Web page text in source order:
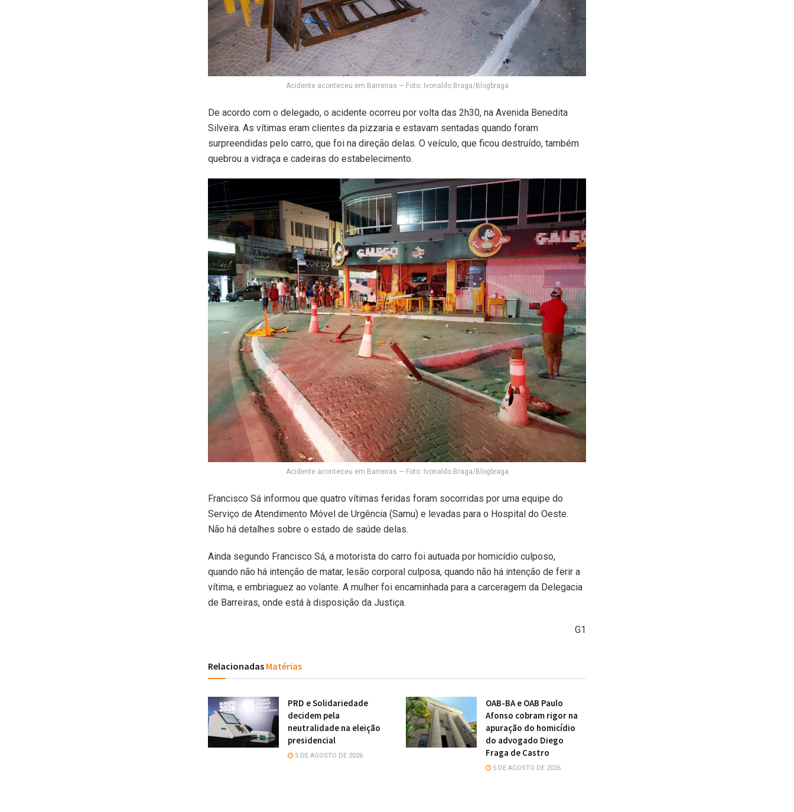
Acidente aconteceu em Barreiras — Foto: Ivonaldo Braga/Blogbraga
De acordo com o delegado, o acidente ocorreu por volta das 2h30, na Avenida Benedita
Silveira. As vítimas eram clientes da pizzaria e estavam sentadas quando foram
surpreendidas pelo carro, que foi na direção delas. O veículo, que ficou destruído, também
quebrou a vidraça e cadeiras do estabelecimento.
Acidente aconteceu em Barreiras — Foto: Ivonaldo Braga/Blogbraga
Francisco Sá informou que quatro vítimas feridas foram socorridas por uma equipe do
Serviço de Atendimento Móvel de Urgência (Samu) e levadas para o Hospital do Oeste.
Não há detalhes sobre o estado de saúde delas.
Ainda segundo Francisco Sá, a motorista do carro foi autuada por homicídio culposo,
quando não há intenção de matar, lesão corporal culposa, quando não há intenção de ferir a
vítima, e embriaguez ao volante. A mulher foi encaminhada para a carceragem da Delegacia
de Barreiras, onde está à disposição da Justiça.
G1
Relacionadas Matérias
PRD e Solidariedade
decidem pela
neutralidade na eleição
presidencial
5 DE AGOSTO DE 2026
OAB-BA e OAB Paulo
Afonso cobram rigor na
apuração do homicídio
do advogado Diego
Fraga de Castro
5 DE AGOSTO DE 2026